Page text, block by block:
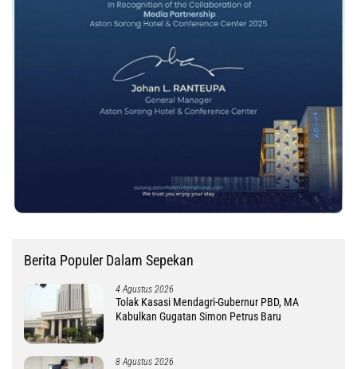
Berita Populer Dalam Sepekan
4 Agustus 2026
Tolak Kasasi Mendagri-Gubernur PBD, MA
Kabulkan Gugatan Simon Petrus Baru
8 Agustus 2026